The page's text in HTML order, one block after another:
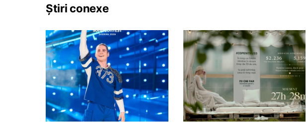
Știri conexe